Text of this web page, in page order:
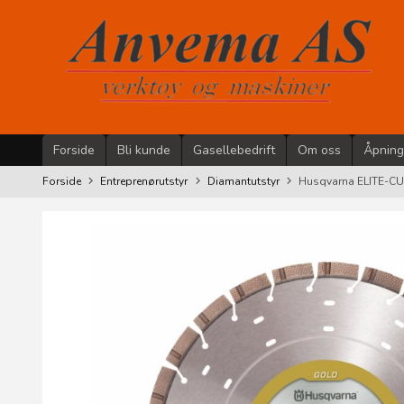
Forside Bli kunde Gasellebedrift Om oss
Forside Entreprenørutstyr Diamantutstyr Husqvarna ELITE-